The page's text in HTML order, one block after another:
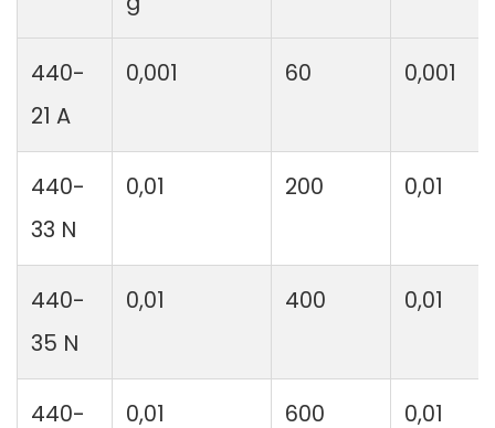
440-
21 A
0,001 60 0,001
440-
33 N
0,01 200 0,01
440-
35 N
0,01 400 0,01
440-
0,01 600 0,01